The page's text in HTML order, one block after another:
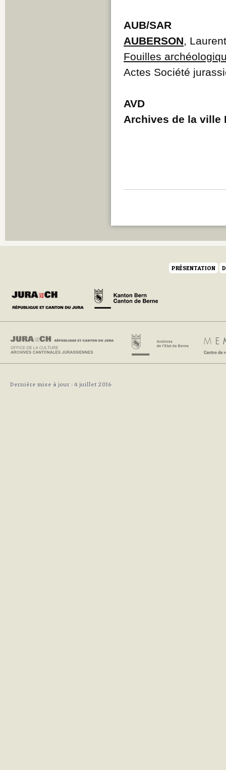
AUB/SAR
AUBERSON ,
Fouilles
Actes Société
AVD
Archives de la ville
PRÉSENTATION
Dernière mise à jour : 4 juillet 2016